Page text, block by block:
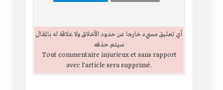
أي تعليق مسيء خارجا عن حدود الأخلاق ولا علاقة له بالمقال
سيتم حذفه
Tout commentaire injurieux et sans rapport
avec l'article sera supprimé.